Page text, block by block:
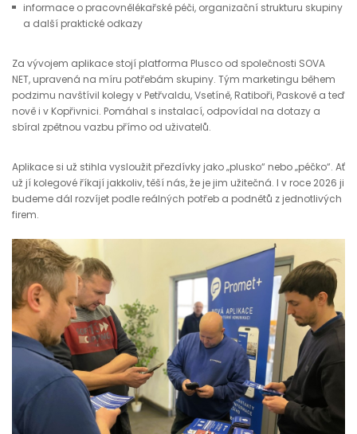
informace o pracovnělékařské péči, organizační strukturu skupiny
a další praktické odkazy
Za vývojem aplikace stojí platforma Plusco od společnosti SOVA
NET, upravená na míru potřebám skupiny. Tým marketingu během
podzimu navštívil kolegy v Petřvaldu, Vsetíně, Ratiboři, Paskově a teď
nově i v Kopřivnici. Pomáhal s instalací, odpovídal na dotazy a
sbíral zpětnou vazbu přímo od uživatelů.
Aplikace si už stihla vysloužit přezdívky jako „plusko“ nebo „péčko“. Ať
už jí kolegové říkají jakkoliv, těší nás, že je jim užitečná. I v roce 2026 ji
budeme dál rozvíjet podle reálných potřeb a podnětů z jednotlivých
firem.